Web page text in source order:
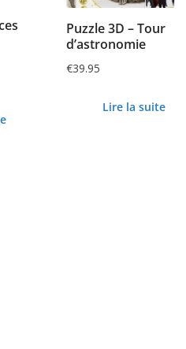
Puzzle 3D – Tour
d’astronomie
€39.95
Lire la suite